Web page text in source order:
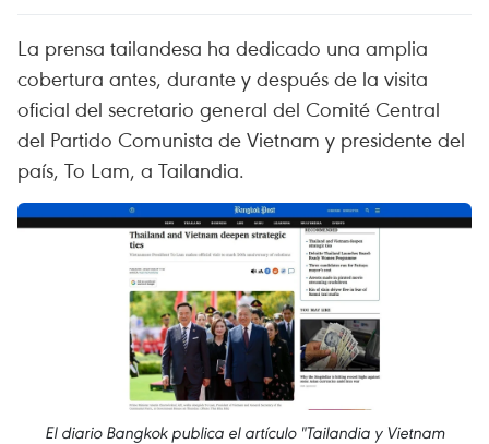
La prensa tailandesa ha dedicado una amplia
cobertura antes, durante y después de la visita
oficial del secretario general del Comité Central
del Partido Comunista de Vietnam y presidente del
país, To Lam, a Tailandia.
El diario Bangkok publica el artículo "Tailandia y Vietnam